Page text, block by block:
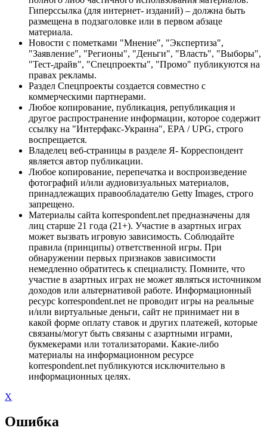
Гиперссылка (для интернет- изданий) – должна быть
размещена в подзаголовке или в первом абзаце
материала.
Новости с пометками "Мнение", "Экспертиза",
"Заявление", "Регионы", "Деньги", "Власть", "Выборы",
"Тест-драйв", "Спецпроекты", "Промо" публикуются на
правах рекламы.
Раздел Спецпроекты создается совместно с
коммерческими партнерами.
Любое копирование, публикация, републикация и
другое распространение информации, которое содержит
ссылку на "Интерфакс-Украина", EPA / UPG, строго
воспрещается.
Владелец веб-страницы в разделе Я- Корреспондент
является автор публикации.
Любое копирование, перепечатка и воспроизведение
фотографий и/или аудиовизуальных материалов,
принадлежащих правообладателю Getty Images, строго
запрещено.
Материалы сайта korrespondent.net предназначены для
лиц старше 21 года (21+). Участие в азартных играх
может вызвать игровую зависимость. Соблюдайте
правила (принципы) ответственной игры. При
обнаружении первых признаков зависимости
немедленно обратитесь к специалисту. Помните, что
участие в азартных играх не может являться источником
доходов или альтернативой работе. Информационный
ресурс korrespondent.net не проводит игры на реальные
и/или виртуальные деньги, сайт не принимает ни в
какой форме оплату ставок и других платежей, которые
связаны/могут быть связаны с азартными играми,
букмекерами или тотализаторами. Какие-либо
материалы на информационном ресурсе
korrespondent.net публикуются исключительно в
информационных целях.
X
Ошибка